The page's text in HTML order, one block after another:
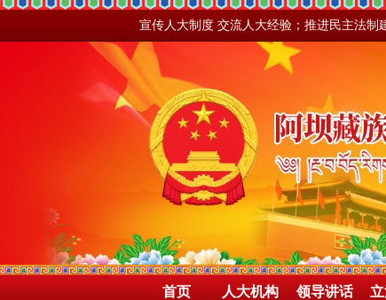
宣传人大制度 交流人大经验；推进民主法制
首页 人大机构 领导讲话